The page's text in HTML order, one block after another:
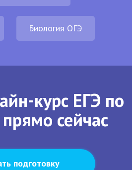
Биология ОГЭ
курс ЕГЭ по
сейчас
подготовку